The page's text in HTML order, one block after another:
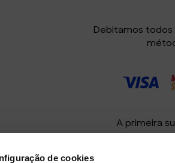
de cookies
Debitamos todos
A primeira